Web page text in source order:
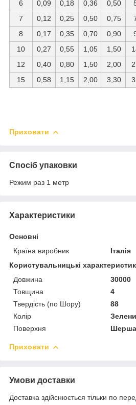
6 0,09 0,18 0,36 0,50
7
0,12 0,25 0,50 0,75
8
0,17 0,35 0,70 0,90
10
0,27 0,55 1,05 1,50
12
0,40 0,80 1,50 2,00
15
0,58 1,15 2,00 3,30
Приховати
Спосіб упаковки
Режим раз 1 метр
Характеристики
Основні
Країна виробник
Італія
Користувальницькі
Довжина
30000
Товщина
4
Твердість (по Шору)
88
Колір
Поверхня
Приховати
Умови доставки
Доставка здійснюється тільки по